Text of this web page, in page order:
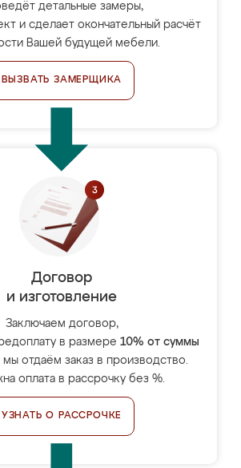
детальные замеры,
и сделает окончательный расчёт
Вашей будущей мебели.
ВЫЗВАТЬ ЗАМЕРЩИКА
Договор
и изготовление
Заключаем договор,
в размере 10% от суммы
мы отдаём заказ в производство.
оплата в рассрочку без %.
УЗНАТЬ О РАССРОЧКЕ